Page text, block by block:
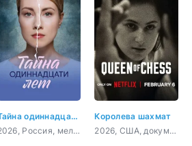
Тайна одиннадцати лет
2026, Россия, мелодрама
Королева шахмат
2026, США, документальный, биография